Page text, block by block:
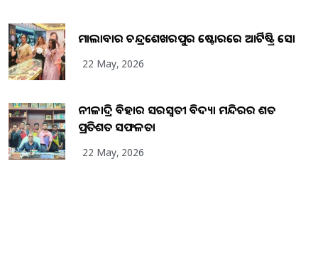
ମାଲାବାର ଚନ୍ଦ୍ରଶେଖରପୁର ଷ୍ଟୋରରେ ଆର୍ଟିଷ୍ଟ୍ରି ସୋ
22 May, 2026
ନୀଳାଦ୍ରି ବିହାର ସରସ୍ୱତୀ ବିଦ୍ୟା ମନ୍ଦିରର ଶତ
ପ୍ରତିଶତ ସଫଳତା
22 May, 2026